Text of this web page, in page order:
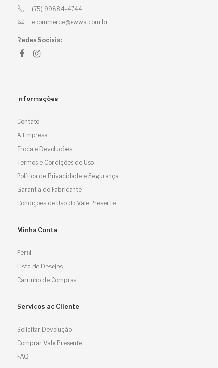
(75) 99884-4744
ecommerce@ewwa.com.br
Redes Sociais:
Informações
Contato
A Empresa
Troca e Devoluções
Termos e Condições de Uso
Política de Privacidade e Segurança
Garantia do Fabricante
Condições de Uso do Vale Presente
Minha Conta
Perfil
Lista de Desejos
Carrinho de Compras
Serviços ao Cliente
Solicitar Devolução
Comprar Vale Presente
FAQ